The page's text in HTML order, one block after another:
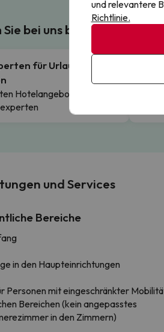
bei uns buchen sollten
für Urlaub in
Hotelangebote unserer
und Services
Bereiche
in den Haupteinrichtungen
Personen mit eingeschränkter
Bereichen (kein angepasstes
in den Zimmern)
und relevantere
Richtlinie.